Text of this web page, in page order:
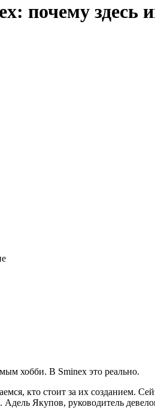
почему здесь
хобби. В Sminex это реально.
кто стоит за их созданием.
Якупов, руководитель